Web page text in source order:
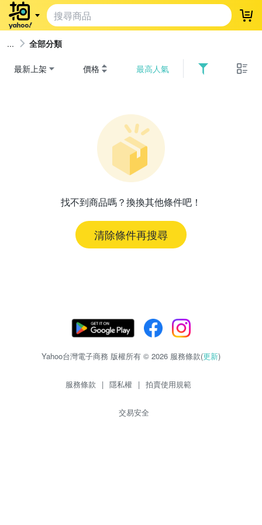
登
全部分類
最新上架 價格 最高人氣
找不到商品嗎？換換其他條件吧！
清除條件再搜尋
Yahoo台灣電子商務 版權所有 © 2026 服務條款(更新)
服務條款 | 隱私權 | 拍賣使用規範
交易安全